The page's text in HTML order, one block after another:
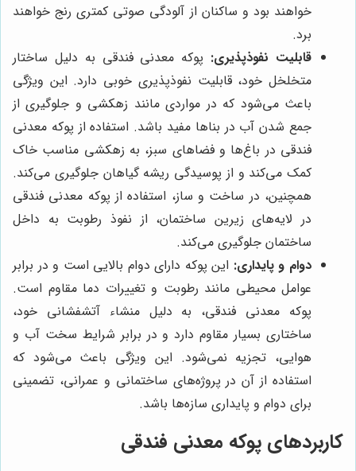
خواهند بود و ساکنان از آلودگی صوتی کمتری رنج خواهند
برد.
قابلیت نفوذپذیری: پوکه معدنی فندقی به دلیل ساختار
متخلخل خود، قابلیت نفوذپذیری خوبی دارد. این ویژگی
باعث می‌شود که در مواردی مانند زهکشی و جلوگیری از
جمع شدن آب در بناها مفید باشد. استفاده از پوکه معدنی
فندقی در باغ‌ها و فضاهای سبز، به زهکشی مناسب خاک
کمک می‌کند و از پوسیدگی ریشه گیاهان جلوگیری می‌کند.
همچنین، در ساخت و ساز، استفاده از پوکه معدنی فندقی
در لایه‌های زیرین ساختمان، از نفوذ رطوبت به داخل
ساختمان جلوگیری می‌کند.
دوام و پایداری: این پوکه دارای دوام بالایی است و در برابر
عوامل محیطی مانند رطوبت و تغییرات دما مقاوم است.
پوکه معدنی فندقی، به دلیل منشاء آتشفشانی خود،
ساختاری بسیار مقاوم دارد و در برابر شرایط سخت آب و
هوایی، تجزیه نمی‌شود. این ویژگی باعث می‌شود که
استفاده از آن در پروژه‌های ساختمانی و عمرانی، تضمینی
برای دوام و پایداری سازه‌ها باشد.
کاربردهای پوکه معدنی فندقی